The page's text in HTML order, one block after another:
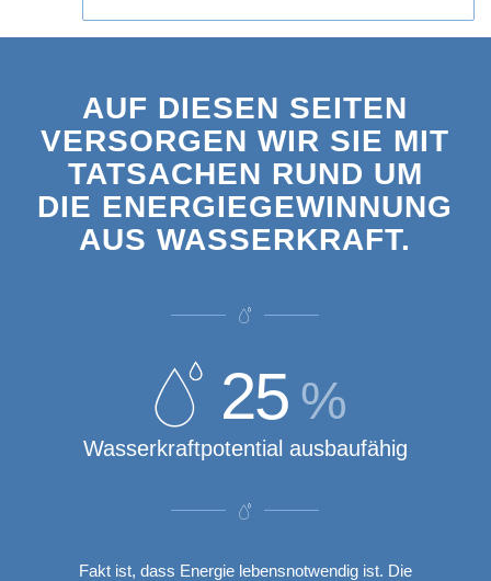
AUF DIESEN SEITEN
VERSORGEN WIR SIE MIT
TATSACHEN RUND UM
DIE ENERGIEGEWINNUNG
AUS WASSERKRAFT.
25%
Wasserkraftpotential ausbaufähig
Fakt ist, dass Energie lebensnotwendig ist. Die